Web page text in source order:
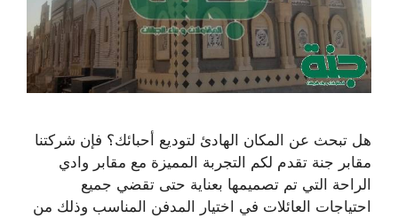
هل تبحث عن المكان الهادئ لتوديع أحبائك؟ فإن شركتنا
مقابر جنة تقدم لكم التجربة المميزة مع مقابر وادي
الراحة التي تم تصميمها بعناية حتى تقضي جميع
احتياجات العائلات في اختيار المدفن المناسب وذلك من